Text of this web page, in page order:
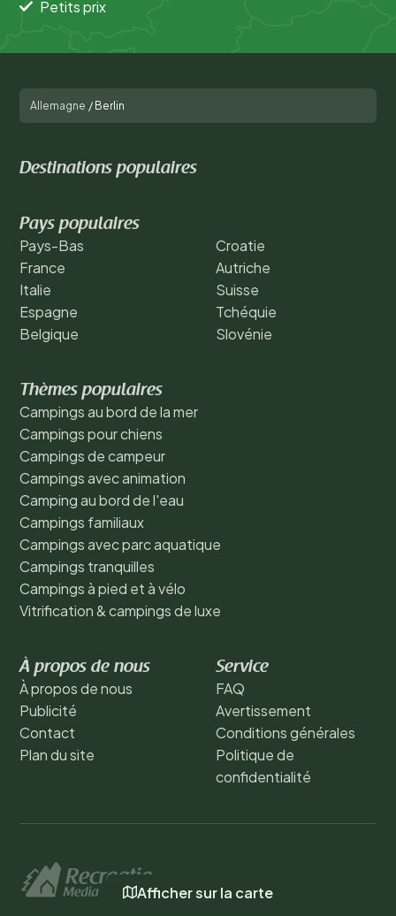
Afficher sur la carte
Petits prix
Allemagne / Berlin
Destinations populaires
Pays populaires
Pays-Bas
France
Italie
Espagne
Belgique
Croatie
Autriche
Suisse
Tchéquie
Slovénie
Thèmes populaires
Campings au bord de la mer
Campings pour chiens
Campings de campeur
Campings avec animation
Camping au bord de l'eau
Campings familiaux
Campings avec parc aquatique
Campings tranquilles
Campings à pied et à vélo
Vitrification & campings de luxe
À propos de nous
À propos de nous
Publicité
Contact
Plan du site
Service
FAQ
Avertissement
Conditions générales
Politique de
confidentialité